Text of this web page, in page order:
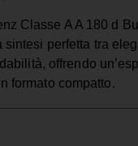
Classe A A 180 d
sintesi perfetta tra
offrendo
formato compatto.